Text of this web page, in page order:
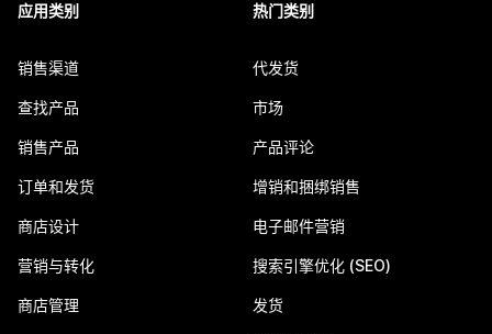
应用类别
销售渠道
查找产品
销售产品
订单和发货
商店设计
营销与转化
商店管理
热门类别
代发货
市场
产品评论
增销和捆绑销售
电子邮件营销
搜索引擎优化 (SEO)
发货